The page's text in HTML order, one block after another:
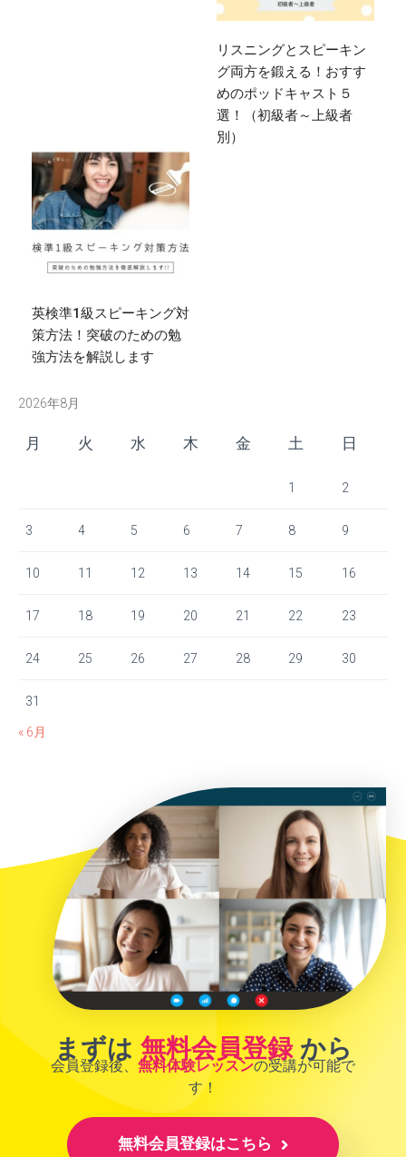
リスニングとスピーキン
グ両方を鍛える！おすす
めのポッドキャスト５
選！（初級者～上級者
別）
英検準1級スピーキング対
策方法！突破のための勉
強方法を解説します
2026年8月
月 火 水 木 金 土 日
1 2
3 4 5 6 7 8 9
10 11 12 13 14 15 16
17 18 19 20 21 22 23
24 25 26 27 28 29 30
31
« 6月
まずは 無料会員登録から
会員登録後、 無料体験レッスンの受講が可能で
す！
無料会員登録はこちら